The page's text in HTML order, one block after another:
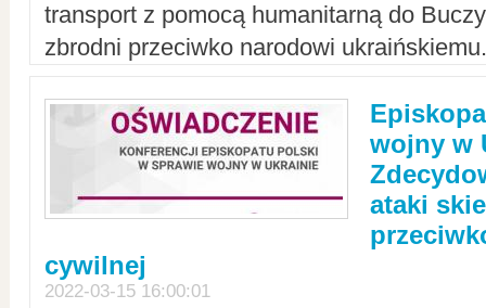
transport z pomocą humanitarną do
zbrodni przeciwko narodowi
wojny w
ataki
cywilnej
2022-03-15 16:00:01